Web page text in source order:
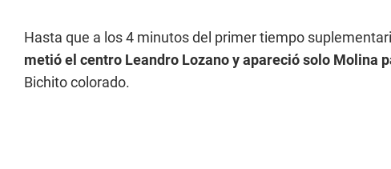
Hasta que a los 4 minutos del primer tiempo
metió el centro Leandro Lozano y apareció solo Molina
Bichito colorado.